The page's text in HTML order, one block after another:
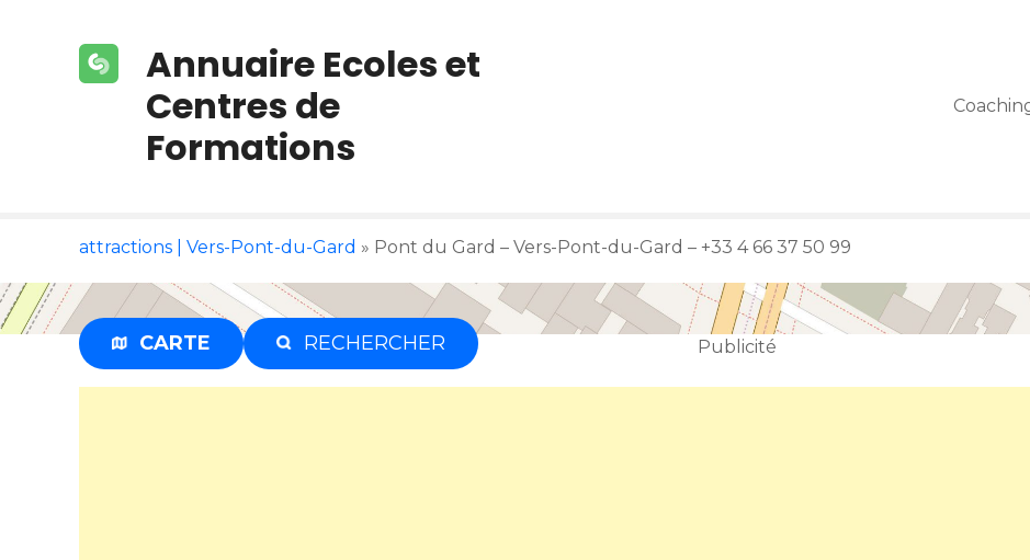
n
t
Annuaire Ecoles et
Centres de
Formations
attractions | Vers-Pont-du-Gard » Pont du Gard – Vers-Pont-du-Gard – +33 4 66 37 50 99
CARTE RECHERCHER Publicité